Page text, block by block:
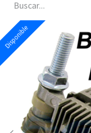
Disponible
Disponible